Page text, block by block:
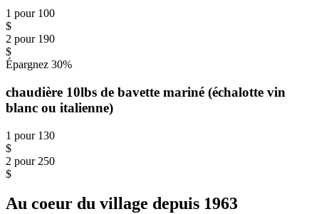
1 pour 100
$
2 pour 190
$
Épargnez 30%
chaudière 10lbs de bavette mariné (échalotte vin
blanc ou italienne)
1 pour 130
$
2 pour 250
$
Au coeur du village depuis 1963